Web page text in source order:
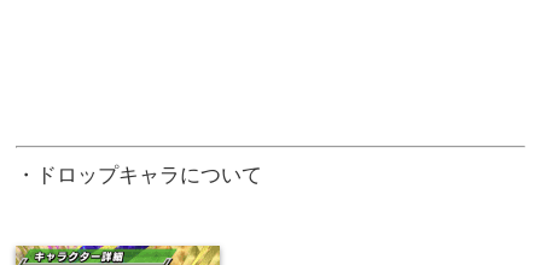
・ドロップキャラについて